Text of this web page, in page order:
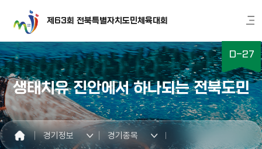
제63회 전북특별자치도민체육대회
D-27
생태치유 진안에서 하나되는 전북도민
경기정보 경기종목